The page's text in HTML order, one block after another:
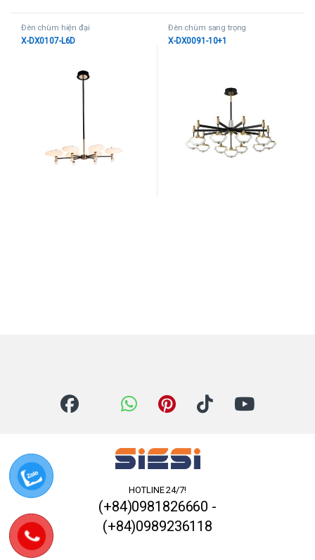
Đèn chùm hiện đại
X-DX0107-L6D
Đèn chùm sang trọng
X-DX0091-10+1
HOTLINE 24/7!
(+84)0981826660 -
(+84)0989236118